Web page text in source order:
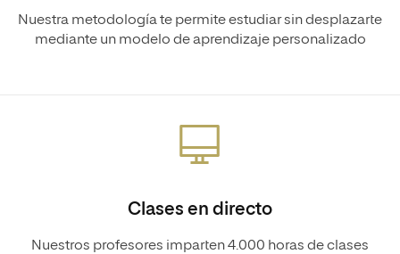
Nuestra metodología te permite estudiar sin desplazarte
mediante un modelo de aprendizaje personalizado
Clases en directo
Nuestros profesores imparten 4.000 horas de clases